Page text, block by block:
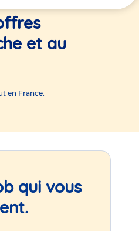
et au
en France.
qui vous